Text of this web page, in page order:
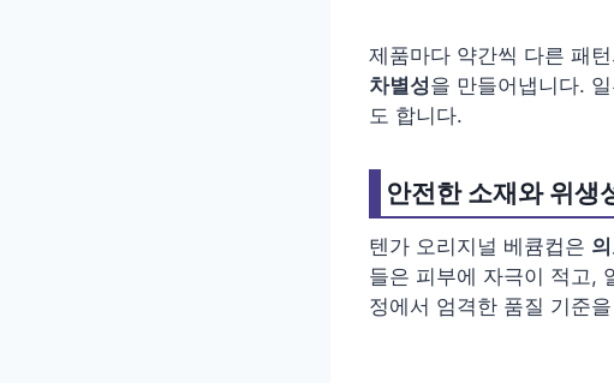
제품마다 약간씩 다른 패
차별성을 만들어냅니다.
도 합니다.
안전한 소재와 위생
텐가 오리지널 베큠컵은
들은 피부에 자극이 적고,
정에서 엄격한 품질 기준